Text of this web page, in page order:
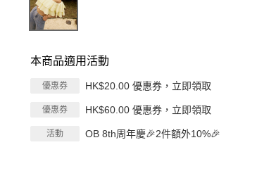
本商品適用活動
優惠券 HK$20.00 優惠券，立即領取
優惠券 HK$60.00 優惠券，立即領取
活動 OB 8th周年慶🎉2件額外10%🎉